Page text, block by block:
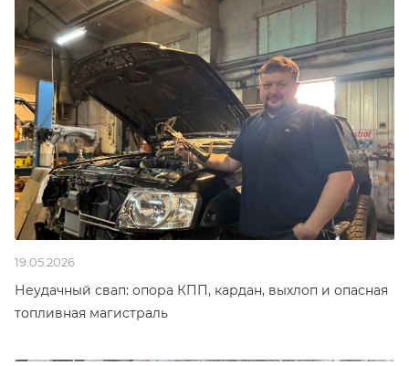
19.05.2026
Неудачный свап: опора КПП, кардан, выхлоп и опасная
топливная магистраль